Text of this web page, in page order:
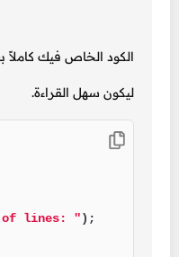
الكود الخاص فيك كاملاً
ليكون سهل القراءة.
of lines: ");